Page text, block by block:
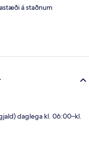
á staðnum
daglega kl. 06:00–kl.